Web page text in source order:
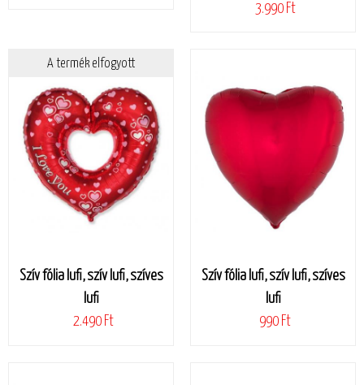
3.990 Ft
A termék elfogyott
Szív fólia lufi, szív lufi, szíves
lufi
2.490 Ft
Szív fólia lufi, szív lufi, szíves
lufi
990 Ft